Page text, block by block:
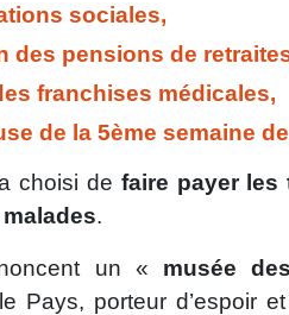
sociales,
des pensions de
franchises médicales,
de la 5ème semaine
choisi de faire payer les
.
un « musée
Pays, porteur d’espoir